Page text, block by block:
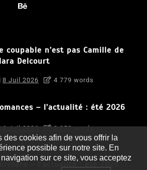
coupable n’est pas Camille de
Delcourt
8 Juil 2026 4 779 words
– l’actualité : été 2026
6 Juil 2026 3 052 words
Thrillers – l’actualité : été 2026
des cookies afin de vous offrir la
possible sur notre site. En
sur ce site, vous acceptez